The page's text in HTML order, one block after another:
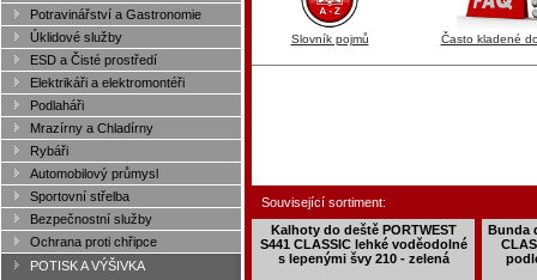
Potravinářství a Gastronomie
Úklidové služby
ESD a Čisté prostředí
Elektrikáři a elektromontéři
Podlaháři
Mrazírny a Chladírny
Rybáři
Automobilový průmysl
Sportovní střelba
Bezpečnostní služby
Ochrana proti chřipce
POTISK A VÝŠIVKA
Slovník pojmů Často kladené
Související sortiment:
Kalhoty do deště PORTWEST
S441 CLASSIC lehké voděodolné
s lepenými švy 210 - zelená
Bunda